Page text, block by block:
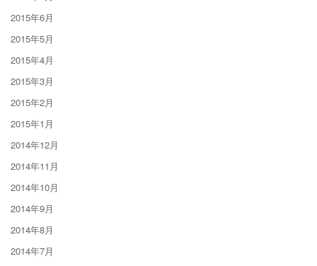
2015年6月
2015年5月
2015年4月
2015年3月
2015年2月
2015年1月
2014年12月
2014年11月
2014年10月
2014年9月
2014年8月
2014年7月